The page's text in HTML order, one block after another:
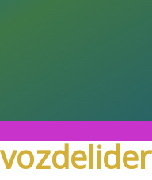
vozdelider